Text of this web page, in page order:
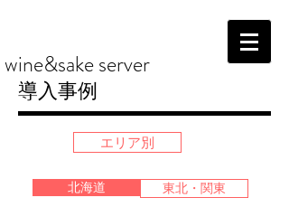
wine&sake server
導入事例
エリア別
東北・関東
北海道